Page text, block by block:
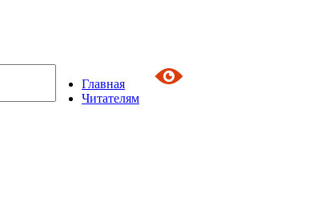
Главная
Читателям